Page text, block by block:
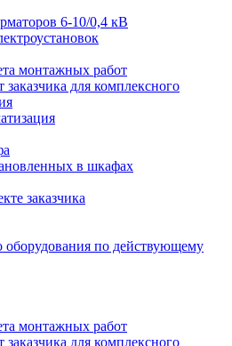
6-10/0,4 кВ
монтажных работ
для комплексного
в шкафах
заказчика
по действующему
монтажных работ
для комплексного